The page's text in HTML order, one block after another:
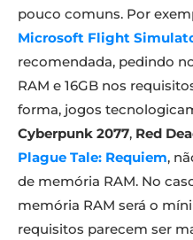
pouco comuns. Por
Microsoft Flight
recomendada, pedindo
RAM e 16GB nos
forma, jogos
Cyberpunk 2077, Red
Plague Tale: Requiem,
de memória RAM. No
memória RAM será o
requisitos parecem ser